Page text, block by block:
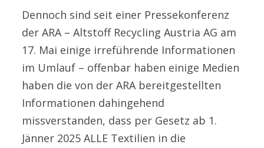
Dennoch sind seit einer Pressekonferenz
der ARA – Altstoff Recycling Austria AG am
17. Mai einige irreführende Informationen
im Umlauf – offenbar haben einige Medien
haben die von der ARA bereitgestellten
Informationen dahingehend
missverstanden, dass per Gesetz ab 1.
Jänner 2025 ALLE Textilien in die